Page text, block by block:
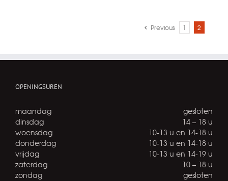
Previous 1 2
OPENINGSUREN
maandag
gesloten
dinsdag
14 – 18 u
woensdag
10-13 u en 14-18 u
donderdag
10-13 u en 14-18 u
vrijdag
10-13 u en 14-19 u
zaterdag
10 – 18 u
zondag
gesloten